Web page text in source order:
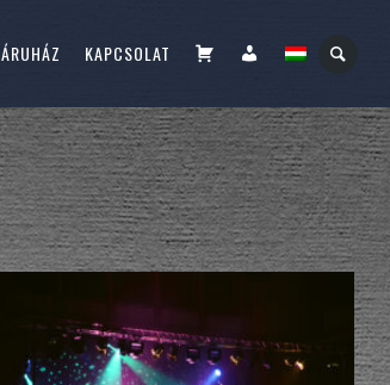
ÁRUHÁZ KAPCSOLAT KOSÁR FIÓKOM